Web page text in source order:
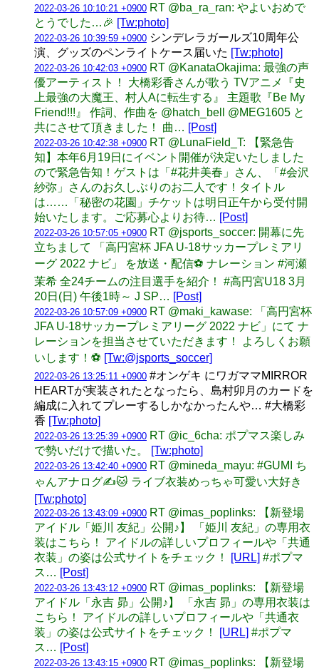
2022-03-26 10:10:21 +0900 RT @ba_ra_ran: やよいおめで
とうでした…🎉 [Tw:photo]
2022-03-26 10:39:59 +0900 シンデレラガールズ10周年公
演、グッズのペンライトケース届いた [Tw:photo]
2022-03-26 10:42:03 +0900 RT @KanataOkajima: 最強の声
優アーティスト！ 大橋彩香さんが歌う TVアニメ『史
上最強の大魔王、村人Aに転生する』 主題歌『Be My
Friend!!!』 作詞、作曲を @hatch_bell @MEG1605 と
共にさせて頂きました！ 曲… [Post]
2022-03-26 10:42:38 +0900 RT @LunaField_T: 【緊急告
知】本年6月19日にイベント開催が決定いたしました
ので緊急告知！ゲストは「#花井美春」さん、「#会沢
紗弥」さんのお久しぶりのお二人です！タイトル
は……「秘密の花園」チケットは明日正午から受付開
始いたします。ご応募心よりお待… [Post]
2022-03-26 10:57:05 +0900 RT @jsports_soccer: 開幕に先
立ちまして 「高円宮杯 JFA U-18サッカープレミアリ
ーグ 2022 ナビ」 を放送・配信⚽️ ナレーション #河瀬
茉希 全24チームの注目選手を紹介！ #高円宮U18 3月
20日(日) 午後1時～ J SP… [Post]
2022-03-26 10:57:09 +0900 RT @maki_kawase: 「高円宮杯
JFA U-18サッカープレミアリーグ 2022 ナビ」にて ナ
レーションを担当させていただきます！ よろしくお願
いします！⚽️ [Tw:@jsports_soccer]
2022-03-26 13:25:11 +0900 #オンゲキ にワガママMIRROR
HEARTが実装されたとなったら、島村卯月のカードを
編成に入れてプレーするしかなかったんや… #大橋彩
香 [Tw:photo]
2022-03-26 13:25:39 +0900 RT @ic_6cha: ポプマス楽しみ
で勢いだけで描いた。
[Tw:photo]
2022-03-26 13:42:40 +0900 RT @mineda_mayu: #GUMI ち
ゃんアナログ✍️🐱 ライブ衣装めっちゃ可愛い大好き
[Tw:photo]
2022-03-26 13:43:09 +0900 RT @imas_poplinks: 【新登場
アイドル「姫川 友紀」公開♪】 「姫川 友紀」の専用衣
装はこちら！ アイドルの詳しいプロフィールや「共通
衣装」の姿は公式サイトをチェック！
[URL] #ポプマ
ス… [Post]
2022-03-26 13:43:12 +0900 RT @imas_poplinks: 【新登場
アイドル「永吉 昴」公開♪】 「永吉 昴」の専用衣装は
こちら！ アイドルの詳しいプロフィールや「共通衣
装」の姿は公式サイトをチェック！
[URL] #ポプマ
ス… [Post]
2022-03-26 13:43:15 +0900 RT @imas_poplinks: 【新登場